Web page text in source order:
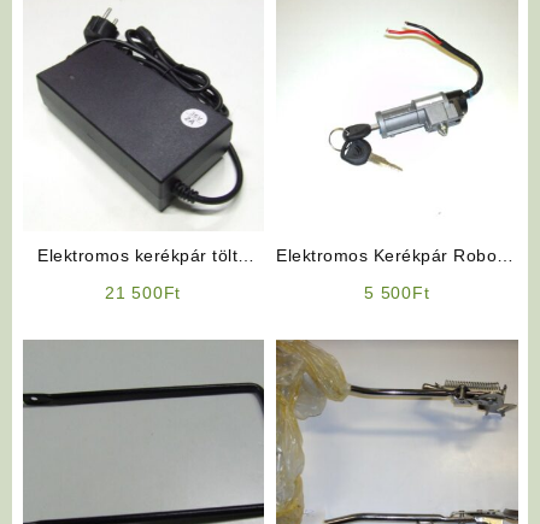
Elektromos kerékpár töltő
21 500Ft
Elektromos Kerékpár Robogó
5 500Ft